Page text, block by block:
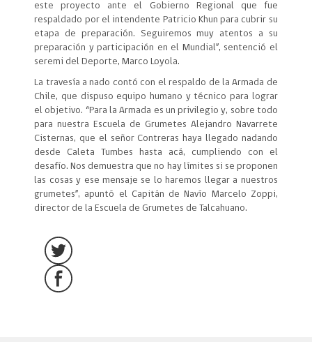
este proyecto ante el Gobierno Regional que fue
respaldado por el intendente Patricio Khun para cubrir su
etapa de preparación. Seguiremos muy atentos a su
preparación y participación en el Mundial”, sentenció el
seremi del Deporte, Marco Loyola.
La travesía a nado contó con el respaldo de la Armada de
Chile, que dispuso equipo humano y técnico para lograr
el objetivo. “Para la Armada es un privilegio y, sobre todo
para nuestra Escuela de Grumetes Alejandro Navarrete
Cisternas, que el señor Contreras haya llegado nadando
desde Caleta Tumbes hasta acá, cumpliendo con el
desafío. Nos demuestra que no hay límites si se proponen
las cosas y ese mensaje se lo haremos llegar a nuestros
grumetes”, apuntó el Capitán de Navío Marcelo Zoppi,
director de la Escuela de Grumetes de Talcahuano.